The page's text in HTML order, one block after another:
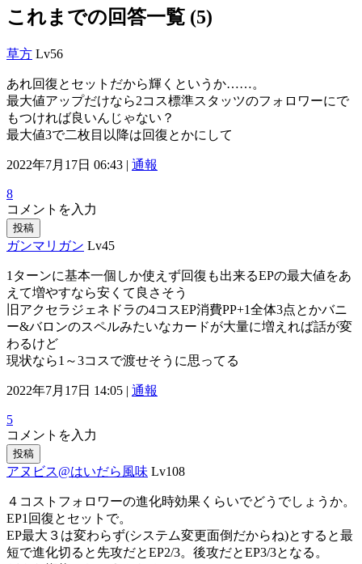
これまでの回答一覧 (5)
草方 Lv56
あれ回復とセットだから輝くというか……。
最大値アップだけなら2コス標準スタッツのフォロワーにで
もつければ良いんじゃない？
最大値3で二枚目以降は回復とかにして
2022年7月17日 06:43 | 通報
8
コメントを入力
投稿
ガンマリガン Lv45
1ターンに基本一個しか使えず回復も出来るEPの最大値をあ
えて増やすなら安くて良さそう
旧アクセラジェネドラの4コスEP消費PP+1全体3点とかバニ
ー&バロンのスペルみたいなカードが大量に増えれば話が変
わるけど
現状なら1～3コスで渡せそうに思ってる
2022年7月17日 14:05 | 通報
5
コメントを入力
投稿
アヌビス@はいだら風味 Lv108
４コストフォロワーの進化時効果くらいでどうでしょうか。
EP1回復とセットで。
EP最大３は変わらず(システム変更面倒だからね)とすると最
短で進化切ると先攻だとEP2/3。後攻だとEP3/3となる。